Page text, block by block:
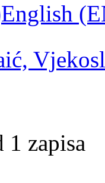
English
1 zapisa